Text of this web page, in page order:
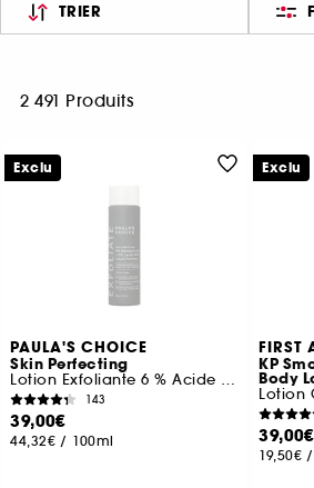
TRIER
2 491 Produits
PAULA'S CHOICE
Skin Perfecting
Lotion Exfoliante 6 % Acide Mandélique + 2 % Acide Lactique
143
39,00€
44,32€ / 100ml
Exclu
FIRST
KP
Body
39,00€
19,50€ /
Exclu